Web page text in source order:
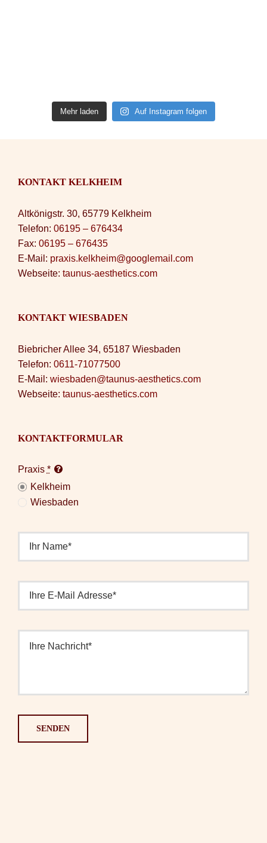
Mehr laden Auf Instagram folgen
KONTAKT KELKHEIM
Altkönigstr. 30, 65779 Kelkheim
Telefon: 06195 – 676434
Fax: 06195 – 676435
E-Mail: praxis.kelkheim@googlemail.com
Webseite: taunus-aesthetics.com
KONTAKT WIESBADEN
Biebricher Allee 34, 65187 Wiesbaden
Telefon: 0611-71077500
E-Mail: wiesbaden@taunus-aesthetics.com
Webseite: taunus-aesthetics.com
KONTAKTFORMULAR
Praxis *
Kelkheim
Wiesbaden
SENDEN